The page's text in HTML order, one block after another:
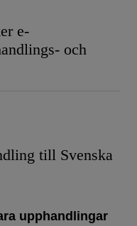
e-
och
till Svenska
upphandlingar